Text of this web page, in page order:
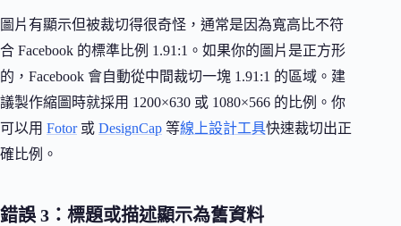
圖片有顯示但被裁切得很奇怪，通常是因為寬高比不符
合 Facebook 的標準比例 1.91:1。如果你的圖片是正方形
的，Facebook 會自動從中間裁切一塊 1.91:1 的區域。建
議製作縮圖時就採用 1200×630 或 1080×566 的比例。你
可以用 Fotor或 DesignCap 等線上設計工具快速裁切出正
確比例。
錯誤 3：標題或描述顯示為舊資料